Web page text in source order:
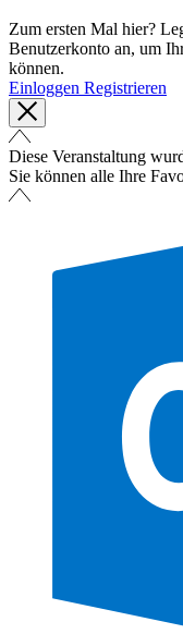
Zum ersten Mal hier?
Benutzerkonto an, um
können.
Einloggen Registrieren
Diese Veranstaltung
Sie können alle Ihre